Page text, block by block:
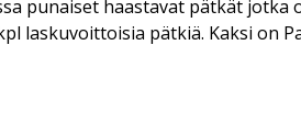
punaiset haastavat pätkät
laskuvoittoisia pätkiä. Kaksi on